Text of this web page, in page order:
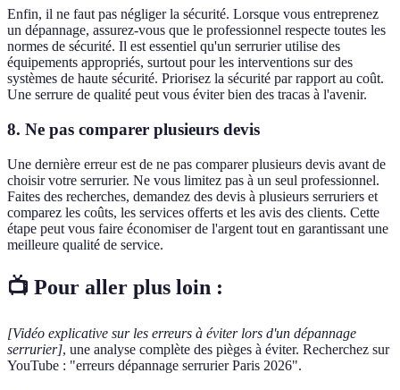
Enfin, il ne faut pas négliger la sécurité. Lorsque vous entreprenez
un dépannage, assurez-vous que le professionnel respecte toutes les
normes de sécurité. Il est essentiel qu'un serrurier utilise des
équipements appropriés, surtout pour les interventions sur des
systèmes de haute sécurité. Priorisez la sécurité par rapport au coût.
Une serrure de qualité peut vous éviter bien des tracas à l'avenir.
8. Ne pas comparer plusieurs devis
Une dernière erreur est de ne pas comparer plusieurs devis avant de
choisir votre serrurier. Ne vous limitez pas à un seul professionnel.
Faites des recherches, demandez des devis à plusieurs serruriers et
comparez les coûts, les services offerts et les avis des clients. Cette
étape peut vous faire économiser de l'argent tout en garantissant une
meilleure qualité de service.
📺 Pour aller plus loin :
[Vidéo explicative sur les erreurs à éviter lors d'un dépannage
serrurier], une analyse complète des pièges à éviter. Recherchez sur
YouTube : "erreurs dépannage serrurier Paris 2026".